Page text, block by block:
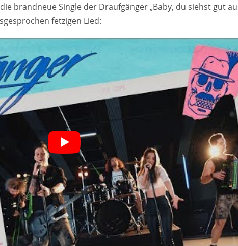
brandneue Single der Draufgänger „Baby, du siehst gut
fetzigen Lied: